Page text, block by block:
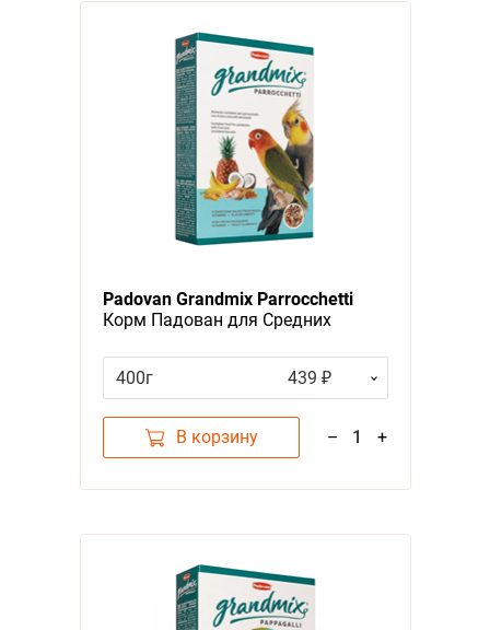
Padovan Grandmix Parrocchetti
Корм Падован для Средних
400г
439 ₽
В корзину – 1 +